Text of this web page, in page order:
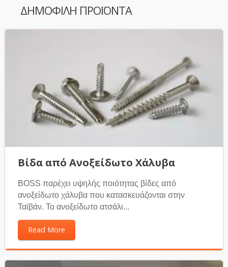
ΔΗΜΟΦΙΛΉ ΠΡΟΪΌΝΤΑ
Βίδα από Ανοξείδωτο Χάλυβα
BOSS παρέχει υψηλής ποιότητας βίδες από
ανοξείδωτο χάλυβα που κατασκευάζονται στην
Ταϊβάν. Το ανοξείδωτο ατσάλι...
Read More